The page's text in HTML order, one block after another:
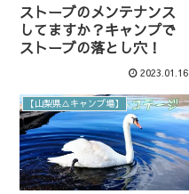
ストーブのメンテナンス
してますか？キャンプで
ストーブの落とし穴！
2023.01.16
【山梨県△キャンプ場】